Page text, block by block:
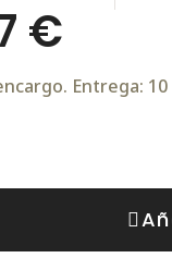
€
Entrega: